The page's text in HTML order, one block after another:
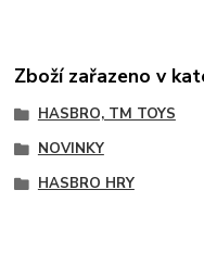
Zboží zařazeno v
HASBRO, TM TOYS
NOVINKY
HASBRO HRY